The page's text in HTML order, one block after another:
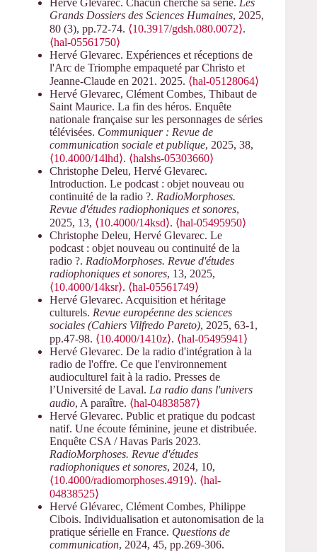
Hervé Glevarec. Chacun cherche sa série. Les
Grands Dossiers des Sciences Humaines, 2025,
80 (3), pp.72-74. ⟨10.3917/gdsh.080.0072⟩.
⟨hal-05561750⟩
Hervé Glevarec. Expériences et réceptions de
l'Arc de Triomphe empaqueté par Christo et
Jeanne-Claude en 2021. 2025. ⟨hal-05128064⟩
Hervé Glevarec, Clément Combes, Thibaut de
Saint Maurice. La fin des héros. Enquête
nationale française sur les personnages de séries
télévisées. Communiquer : Revue de
communication sociale et publique, 2025, 38,
⟨10.4000/14lhd⟩. ⟨halshs-05303660⟩
Christophe Deleu, Hervé Glevarec.
Introduction. Le podcast : objet nouveau ou
continuité de la radio ?. RadioMorphoses.
Revue d'études radiophoniques et sonores,
2025, 13, ⟨10.4000/14ksd⟩. ⟨hal-05495950⟩
Christophe Deleu, Hervé Glevarec. Le
podcast : objet nouveau ou continuité de la
radio ?. RadioMorphoses. Revue d'études
radiophoniques et sonores, 13, 2025,
⟨10.4000/14ksr⟩. ⟨hal-05561749⟩
Hervé Glevarec. Acquisition et héritage
culturels. Revue européenne des sciences
sociales (Cahiers Vilfredo Pareto), 2025, 63-1,
pp.47-98. ⟨10.4000/1410z⟩. ⟨hal-05495941⟩
Hervé Glevarec. De la radio d'intégration à la
radio de l'offre. Ce que l'environnement
audioculturel fait à la radio. Presses de
l’Université de Laval. La radio dans l'univers
audio, A paraître. ⟨hal-04838587⟩
Hervé Glevarec. Public et pratique du podcast
natif. Une écoute féminine, jeune et distribuée.
Enquête CSA / Havas Paris 2023.
RadioMorphoses. Revue d'études
radiophoniques et sonores, 2024, 10,
⟨10.4000/radiomorphoses.4919⟩. ⟨hal-
04838525⟩
Hervé Glévarec, Clément Combes, Philippe
Cibois. Individualisation et autonomisation de la
pratique sérielle en France. Questions de
communication, 2024, 45, pp.269-306.